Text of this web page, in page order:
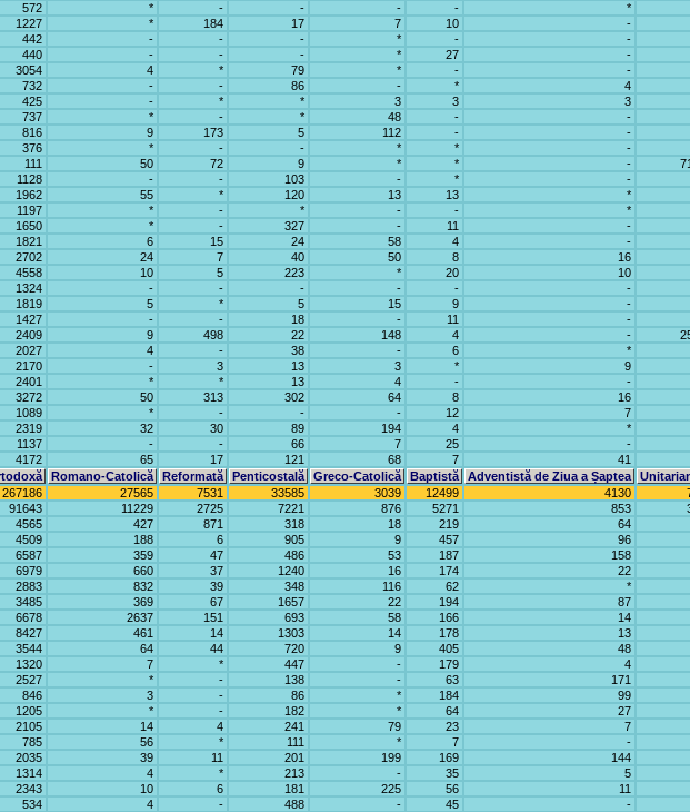
572 * - - - - *
1227 * 184 17 7 10 -
442 - - - * - -
440 - - - * 27 -
3054 4 * 79 * - -
732 - - 86 - * 4
425 - * * 3 3 3
737 * - * 48 - -
816 9 173 5 112 - -
376 * - - * * -
111 50 72 9 * * -
1128 - - 103 - * -
1962 55 * 120 13 13 *
1197 * - * - - *
1650 * - 327 - 11 -
1821 6 15 24 58 4 -
2702 24 7 40 50 8 16
4558 10 5 223 * 20 10
1324 - - - - - -
1819 5 * 5 15 9 -
1427 - - 18 - 11 -
2409 9 498 22 148 4 -
2027 4 - 38 - 6 *
2170 - 3 13 3 * 9
2401 * * 13 4 - -
3272 50 313 302 64 8 16
1089 * - - - 12 7
2319 32 30 89 194 4 *
1137 - - 66 7 25 -
4172 65 17 121 68 7 41
Romano-Catolică Reformată Penticostală Greco-Catolică Baptistă Adventistă de Ziua a Șaptea
267186 27565 7531 33585 3039 12499 4130
91643 11229 2725 7221 876 5271 853
4565 427 871 318 18 219 64
4509 188 6 905 9 457 96
6587 359 47 486 53 187 158
6979 660 37 1240 16 174 22
2883 832 39 348 116 62 *
3485 369 67 1657 22 194 87
6678 2637 151 693 58 166 14
8427 461 14 1303 14 178 13
3544 64 44 720 9 405 48
1320 7 * 447 - 179 4
2527 * - 138 - 63 171
846 3 - 86 * 184 99
1205 * - 182 * 64 27
2105 14 4 241 79 23 7
785 56 * 111 * 7 -
2035 39 11 201 199 169 144
1314 4 * 213 - 35 5
2343 10 6 181 225 56 11
534 4 - 488 - 45 -